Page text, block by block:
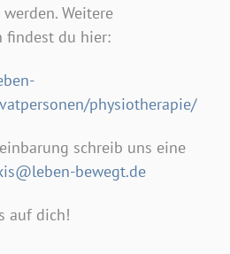
Weitere
findest du hier:
physiotherapie/
schreib uns eine
bewegt.de
auf dich!